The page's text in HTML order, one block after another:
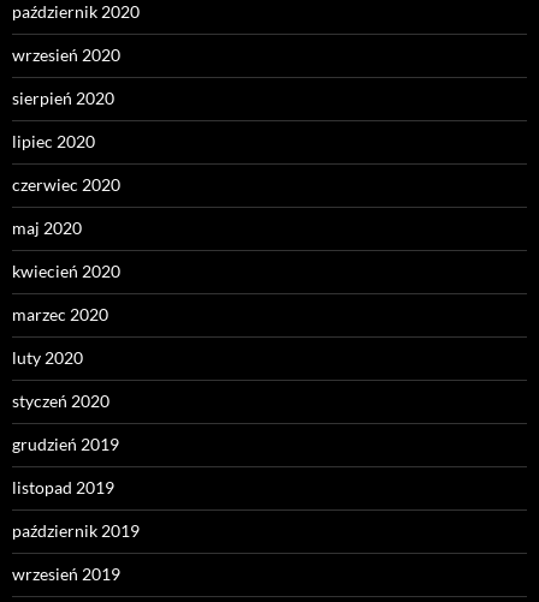
październik 2020
wrzesień 2020
sierpień 2020
lipiec 2020
czerwiec 2020
maj 2020
kwiecień 2020
marzec 2020
luty 2020
styczeń 2020
grudzień 2019
listopad 2019
październik 2019
wrzesień 2019